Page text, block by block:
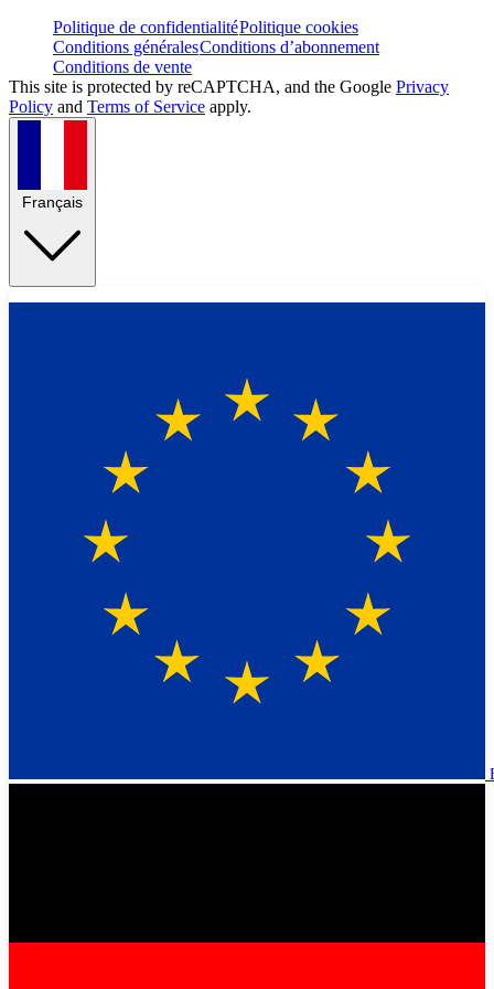
Politique de confidentialitéPolitique cookies
Conditions généralesConditions d’abonnement
Conditions de vente
This site is protected by reCAPTCHA, and the Google Privacy
Policy and Terms of Service apply.
Français